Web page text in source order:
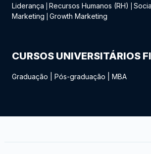
Liderança
Recursos Humanos (RH)
Marketing
Growth Marketing
CURSOS UNIVERSITÁRIOS
Graduação Pós-graduação MBA